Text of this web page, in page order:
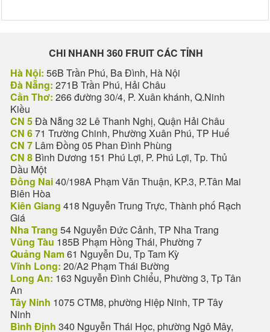
CHI NHANH 360 FRUIT CÁC TỈNH
Hà Nội: 56B Trần Phú, Ba Đình, Hà Nội
Đà Nẵng: 271B Trần Phú, Hải Châu
Cần Thơ: 266 đường 30/4, P. Xuân khánh, Q.Ninh
Kiều
CN 5Đà Nẵng 32 Lê Thanh Nghị, Quận Hải Châu
CN 671 Trường Chinh, Phường Xuân Phú, TP Huế
CN 7 Lâm Đồng 05 Phan Đình Phùng
CN 8 Bình Dương 151 Phú Lợi, P. Phú Lợi, Tp. Thủ
Dầu Một
Đồng Nai40/198A Phạm Văn Thuận, KP.3, P.Tân Mai
Biên Hòa
Kiên Giang 418 Nguyễn Trung Trực, Thành phố Rạch
Giá
Nha Trang 54 Nguyễn Đức Cảnh, TP Nha Trang
Vũng Tàu 185B Phạm Hồng Thái, Phường 7
Quảng Nam61 Nguyễn Du, Tp Tam Kỳ
Vĩnh Long: 20/A2 Phạm Thái Bường
Long An: 163 Nguyễn Đình Chiểu, Phường 3, Tp Tân
An
Tây Ninh 1075 CTM8, phường Hiệp Ninh, TP Tây
Ninh
Bình Định 340 Nguyễn Thái Học, phường Ngô Mây,